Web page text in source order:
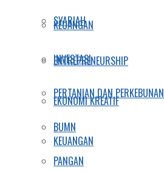
KEUANGAN
INVESTASI
PERTANIAN DAN PERKEBUNAN
BUMN
PANGAN
SYARIAH
ENTREPRENEURSHIP
EKONOMI KREATIF
KEUANGAN